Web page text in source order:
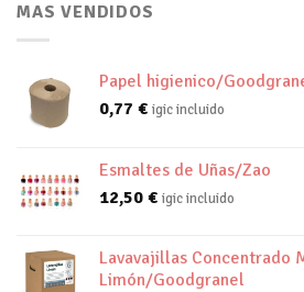
MAS VENDIDOS
Papel higienico/
0,77 € igic incluido
Esmaltes de Uñas/Zao
12,50 € igic incluido
Lavavajillas Concentrado
Limón/Goodgranel